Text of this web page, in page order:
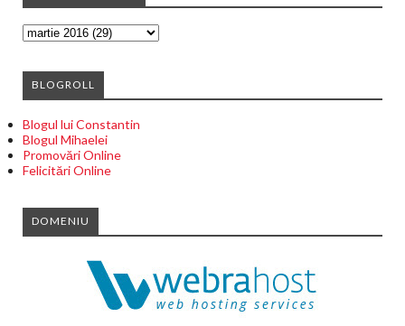
BLOGROLL
Blogul lui Constantin
Blogul Mihaelei
Promovări Online
Felicitări Online
DOMENIU